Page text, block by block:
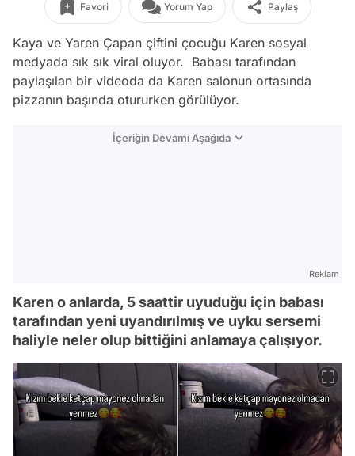
Favori Yorum Yap Paylaş
Kaya ve Yaren Çapan çiftini çocuğu Karen sosyal
medyada sık sık viral oluyor. Babası tarafından
paylaşılan bir videoda da Karen salonun ortasında
pizzanın başında otururken görülüyor.
İçeriğin Devamı Aşağıda
Reklam
Karen o anlarda, 5 saattir uyuduğu için babası
tarafından yeni uyandırılmış ve uyku sersemi
haliyle neler olup bittiğini anlamaya çalışıyor.